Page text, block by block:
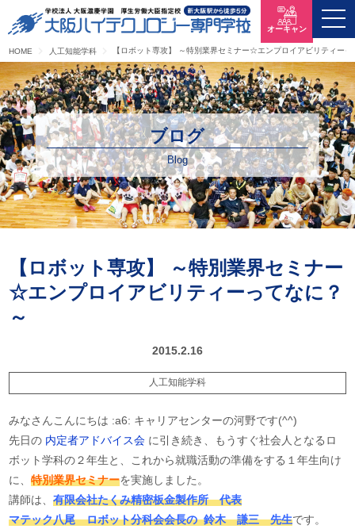
HOME 人工知能学科 【ロボット専攻】 ～特別業界セミナー☆エンプロイアビリティーっ
オーキャン
ブログ
Blog
【ロボット専攻】 ～特別業界セミナー
☆エンプロイアビリティーってなに？
～
2015.2.16
人工知能学科
みなさんこんにちは :a6: キャリアセンターの河野です(^^)
先日の 内定者アドバイス会 に引き続き、もうすぐ社会人となるロ
ボット学科の２年生と、これから就職活動の準備をする１年生向け
に、特別業界セミナーを実施しました。
講師は、有限会社たくみ精密板金製作所 代表
マテック八尾 ロボット分科会会長の 鈴木 謙三 先生です。